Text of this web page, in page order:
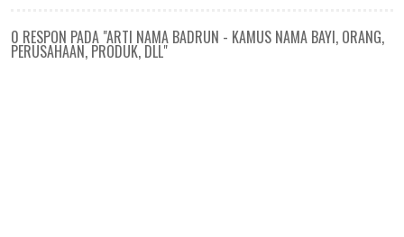
0 RESPON PADA "ARTI NAMA BADRUN - KAMUS NAMA BAYI, ORANG,
PERUSAHAAN, PRODUK, DLL"